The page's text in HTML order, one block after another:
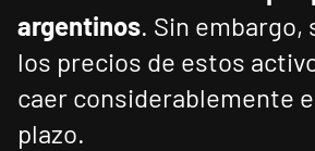
argentinos. Sin embargo,
los precios de estos
caer considerablemente
plazo.